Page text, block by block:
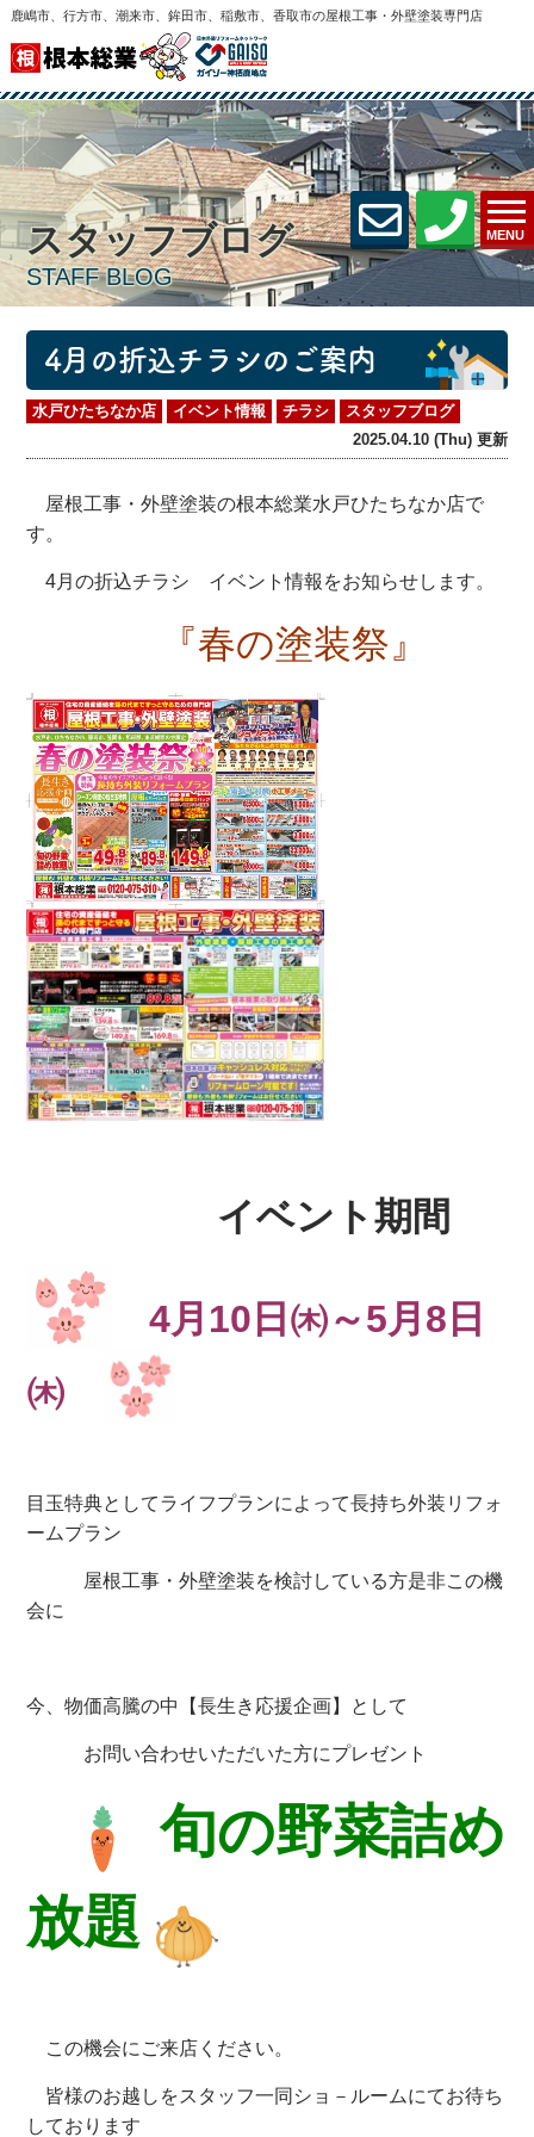
鹿嶋市、行方市、潮来市、鉾田市、稲敷市、香取市の屋根工事・外壁塗装専門店
MENU
スタッフブログ
STAFF BLOG
4月の折込チラシのご案内
水戸ひたちなか店 イベント情報 チラシ
スタッフブログ
2025.04.10 (Thu) 更新
屋根工事・外壁塗装の根本総業水戸ひたちなか店で
す。
4月の折込チラシ イベント情報をお知らせします。
『春の塗装祭』
イベント期間
4月10日㈭～5月8日
㈭
目玉特典としてライフプランによって長持ち外装リフォ
ームプラン
屋根工事・外壁塗装を検討している方是非この機
会に
今、物価高騰の中【長生き応援企画】として
お問い合わせいただいた方にプレゼント
旬の野菜詰め
放題
この機会にご来店ください。
皆様のお越しをスタッフ一同ショ－ルームにてお待ち
しております